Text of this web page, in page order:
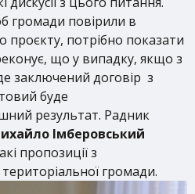
громади повірили в
проєкту, потрібно показати
що у випадку, якщо з
заключений договір з
буде
результат. Радник
Імберовський
пропозиції з
громади.